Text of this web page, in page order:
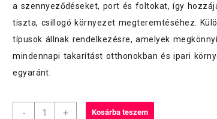
a szennyeződéseket, port és foltokat, így
tiszta, csillogó környezet megteremtéséhez.
típusok állnak rendelkezésre, amelyek
mindennapi takarítást otthonokban és ipari
egyaránt.
-
Maya
+ Kosárba teszem